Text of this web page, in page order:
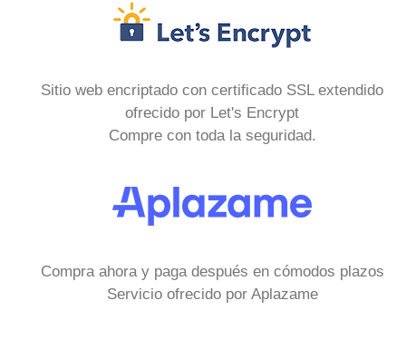
Sitio web encriptado con certificado SSL extendido
ofrecido por Let's Encrypt
Compre con toda la seguridad.
Compra ahora y paga después en cómodos plazos
Servicio ofrecido por Aplazame